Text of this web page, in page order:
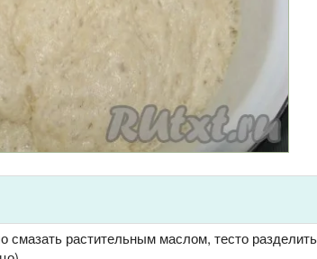
смазать растительным маслом, тесто